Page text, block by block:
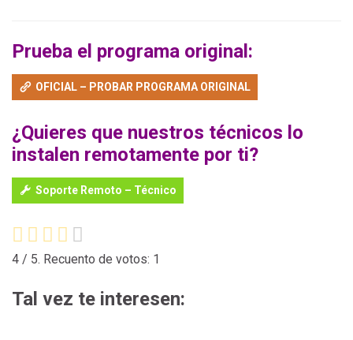
Prueba el programa original:
OFICIAL – PROBAR PROGRAMA ORIGINAL
¿Quieres que nuestros técnicos lo
instalen remotamente por ti?
Soporte Remoto – Técnico
4 / 5. Recuento de votos: 1
Tal vez te interesen: